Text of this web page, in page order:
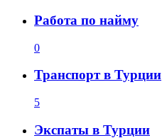
Работа по найму
0
Транспорт в Турции
5
Экспаты в Турции